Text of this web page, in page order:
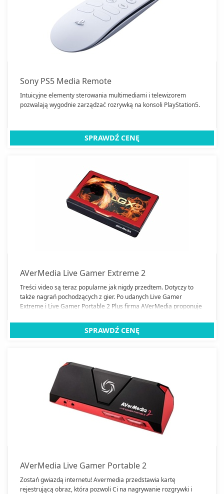
Sony PS5 Media Remote
Intuicyjne elementy sterowania multimediami i telewizorem
pozwalają wygodnie zarządzać rozrywką na konsoli PlayStation5.
SPRAWDŹ CENĘ
AVerMedia Live Gamer Extreme 2
Treści video są teraz popularne jak nigdy przedtem. Dotyczy to
także nagrań pochodzących z gier. Po udanych Live Gamer
Extreme i Live Gamer Portable 2 Plus firma AVerMedia proponuje
Model Live Gamer Extreme 2 został stworzony z myślą o
graczach, chcących podzielić się ze światem swoimi dokonaniami.
SPRAWDŹ CENĘ
AVerMedia Live Gamer Portable 2
Zostań gwiazdą internetu! Avermedia przedstawia kartę
rejestrującą obraz, która pozwoli Ci na nagrywanie rozgrywki i